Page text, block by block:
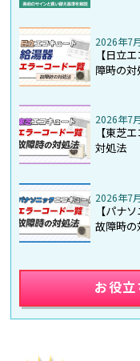
2026年7
【日立
障時の対
2026年7
【東芝
対処法
2026年7
【パナ
故障時の
お役